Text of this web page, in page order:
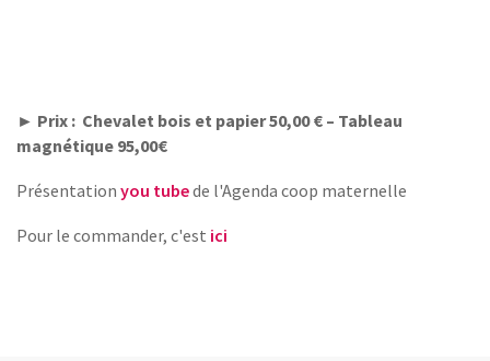
► Prix : Chevalet bois et papier 50,00 € – Tableau
magnétique 95,00€
Présentation you tubede l'Agenda coop maternelle
Pour le commander, c'est ici